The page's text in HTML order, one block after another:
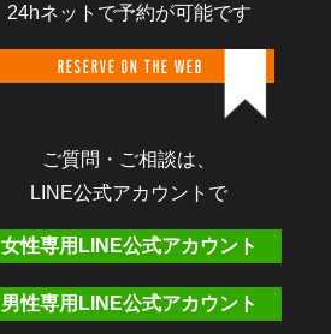
24hネットで予約が可能です
RESERVE ON THE WEB
ご質問・ご相談は、
LINE公式アカウントで
女性専用LINE公式アカウント
男性専用LINE公式アカウント